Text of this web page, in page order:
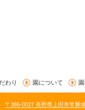
わり 園について
〒386-0027 長野県上田市常磐